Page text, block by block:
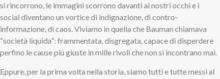
si rincorrono, le immagini scorrono davanti ai nostri occhi e i
social diventano un vortice di indignazione, di contro-
informazione, di caos. Viviamo in quella che Bauman chiamava
“società liquida”: frammentata, disgregata, capace di disperdere
perfino le cause più giuste in mille rivoli che non si incontrano mai.
Eppure, per la prima volta nella storia, siamo tutti e tutte messi al